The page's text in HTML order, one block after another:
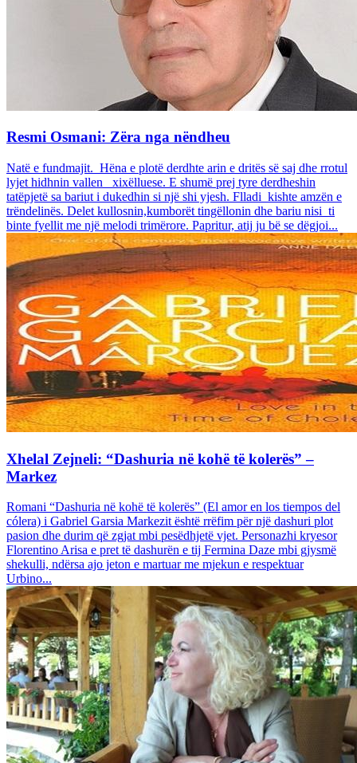
Resmi Osmani: Zëra nga nëndheu
Natë e fundmajit. Hëna e plotë derdhte arin e dritës së saj dhe rrotul
lyjet hidhnin vallen xixëlluese. E shumë prej tyre derdheshin
tatëpjetë sa bariut i dukedhin si një shi yjesh. Flladi kishte amzën e
trëndelinës. Delet kullosnin,kumborët tingëllonin dhe bariu nisi ti
binte fyellit me një melodi trimërore. Papritur, atij ju bë se dëgjoi...
Xhelal Zejneli: “Dashuria në kohë të kolerës” –
Markez
Romani “Dashuria në kohë të kolerës” (El amor en los tiempos del
cólera) i Gabriel Garsia Markezit është rrëfim për një dashuri plot
pasion dhe durim që zgjat mbi pesëdhjetë vjet. Personazhi kryesor
Florentino Arisa e pret të dashurën e tij Fermina Daze mbi gjysmë
shekulli, ndërsa ajo jeton e martuar me mjekun e respektuar
Urbino...